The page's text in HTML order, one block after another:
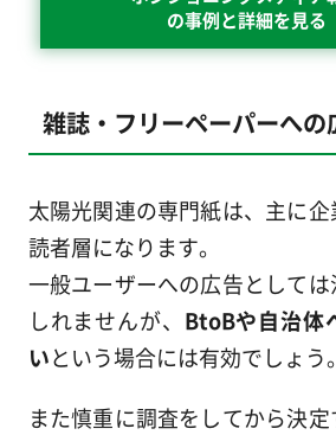
の事例と詳細を見る
雑誌・フリーペーパーへの
太陽光関連の専門紙は、主に
読者層になります。
一般ユーザーへの広告として
しれませんが、 BtoBや自治体
いという場合には有効でしょう。
また慎重に調査をしてから決